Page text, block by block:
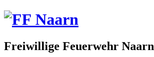
Freiwillige Feuerwehr Naarn